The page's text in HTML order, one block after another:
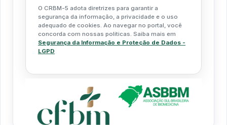
O CRBM-5 adota diretrizes para garantir a
segurança da informação, a privacidade e o uso
adequado de cookies. Ao navegar no portal, você
concorda com nossas políticas. Saiba mais em
Segurança da Informação e Proteção de Dados -
LGPD